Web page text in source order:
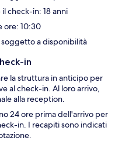
check-in: 18 anni
ore: 10:30
a disponibilità
in
la struttura in anticipo per
al check-in. Al loro arrivo,
alla reception.
24 ore prima dell'arrivo per
in. I recapiti sono indicati